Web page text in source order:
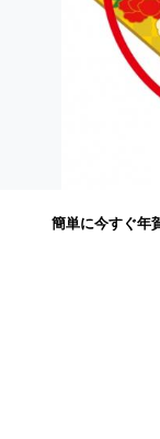
簡単に今すぐ年